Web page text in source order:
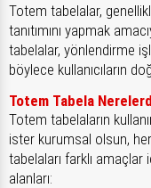
Totem tabelalar,
tanıtımını yapmak
tabelalar, yönlendirme
böylece kullanıcıların
Totem Tabela
Totem tabelaların
ister kurumsal olsun,
tabelaları farklı
alanları: